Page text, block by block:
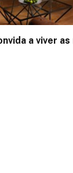
a viver